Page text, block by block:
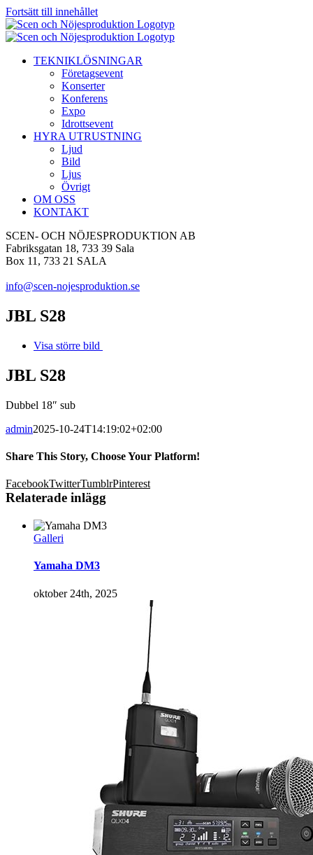
Fortsätt till innehållet
TEKNIKLÖSNINGAR
Företagsevent
Konserter
Konferens
Expo
Idrottsevent
HYRA UTRUSTNING
Ljud
Bild
Ljus
Övrigt
OM OSS
KONTAKT
SCEN- OCH NÖJESPRODUKTION AB
Fabriksgatan 18, 733 39 Sala
Box 11, 733 21 SALA
info@scen-nojesproduktion.se
JBL S28
Visa större bild
JBL S28
Dubbel 18″ sub
admin2025-10-24T14:19:02+02:00
Share This Story, Choose Your Platform!
FacebookTwitterTumblrPinterest
Relaterade inlägg
Galleri
Yamaha DM3
oktober 24th, 2025